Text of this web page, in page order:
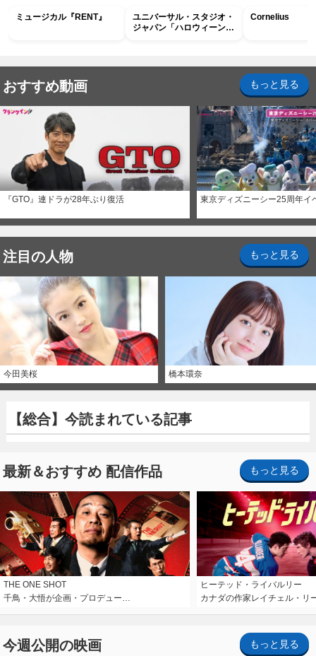
ミュージカル『RENT』
ユニバーサル・スタジオ・
ジャパン「ハロウィーン・
Cornelius
おすすめ動画 もっと見る
『GTO』連ドラが28年ぶり復活 東京ディズニーシー25周年イ
注目の人物 もっと見る
今田美桜 橋本環奈
【総合】今読まれている記事
最新＆おすすめ 配信作品 もっと見る
THE ONE SHOT
千鳥・大悟が企画・プロデュー…
ヒーテッド・ライバルリー
カナダの作家レイチェル・リ
今週公開の映画 もっと見る